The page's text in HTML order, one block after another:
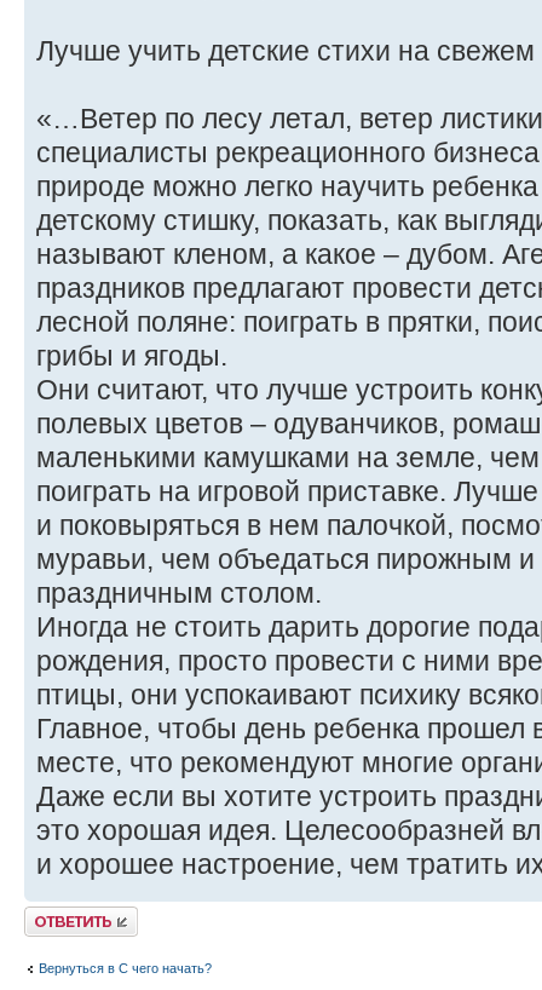
Лучше учить детские стихи на свежем
«…Ветер по лесу летал, ветер
специалисты рекреационного
природе можно легко научить
детскому стишку, показать, как
называют кленом, а какое – дубом.
праздников предлагают провести
лесной поляне: поиграть в прятки,
грибы и ягоды.
Они считают, что лучше устроить
полевых цветов – одуванчиков,
маленькими камушками на земле,
поиграть на игровой приставке.
и поковыряться в нем палочкой,
муравьи, чем объедаться пирожным
праздничным столом.
Иногда не стоить дарить дорогие
рождения, просто провести с ними
птицы, они успокаивают психику
Главное, чтобы день ребенка прошел
месте, что рекомендуют многие
Даже если вы хотите устроить
это хорошая идея. Целесообразней
и хорошее настроение, чем тратить
Ответить
Вернуться в С чего начать?